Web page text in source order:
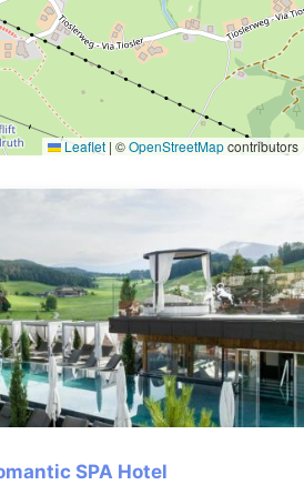
Leaflet | ©OpenStreetMapcontributors
SPA Hotel